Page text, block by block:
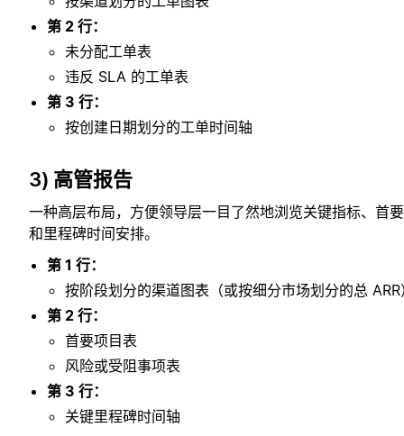
第 2 行：
未分配工单表
违反 SLA 的工单表
第 3 行：
按创建日期划分的工单时间轴
3) 高管报告
一种高层布局，方便领导层一目了然地浏览关键指标、首
和里程碑时间安排。
第 1 行：
按阶段划分的渠道图表（或按细分市场划分的总 ARR
第 2 行：
首要项目表
风险或受阻事项表
第 3 行：
关键里程碑时间轴